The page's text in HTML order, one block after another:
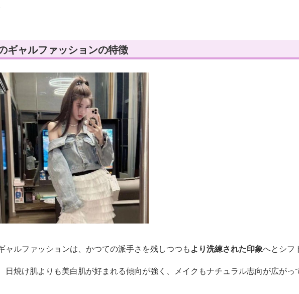
ギャルファッションの特徴
ャルファッションは、かつての派手さを残しつつもより洗練された印象へとシフ
日焼け肌よりも美白肌が好まれる傾向が強く、メイクもナチュラル志向が広がっ